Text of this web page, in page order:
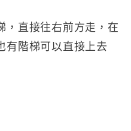
，直接往右前方走，在
有階梯可以直接上去